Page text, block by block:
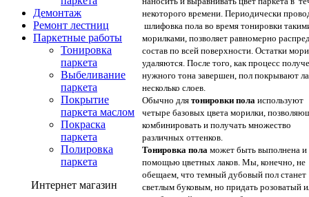
Демонтаж
Ремонт лестниц
Паркетные работы
Тонировка
паркета
Выбеливание
паркета
Покрытие
паркета маслом
Покраска
паркета
Полировка
паркета
Интернет магазин
некоторого времени. Периодически
шлифовка пола во время тонировки
морилками, позволяет равномерно
состав по всей поверхности. Остатки
удаляются. После того, как процесс
нужного тона завершен, пол покрывают
несколько слоев.
Обычно для тонировки пола используют
четыре базовых цвета морилки,
комбинировать и получать множество
различных оттенков.
Тонировка пола может быть выполнена и
помощью цветных лаков. Мы, конечно, не
обещаем, что темный дубовый пол станет
светлым буковым, но придать розоватый